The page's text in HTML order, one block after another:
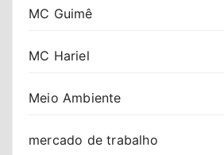
MC Guimê
MC Hariel
Meio Ambiente
mercado de trabalho